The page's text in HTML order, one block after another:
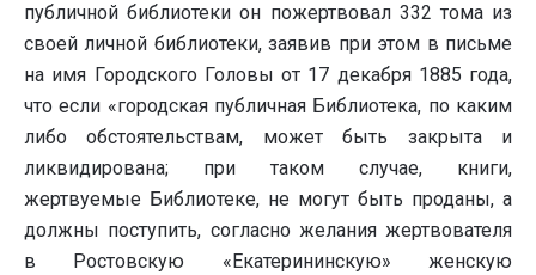
публичной библиотеки он пожертвовал 332 тома из
своей личной библиотеки, заявив при этом в письме
на имя Городского Головы от 17 декабря 1885 года,
что если «городская публичная Библиотека, по каким
либо обстоятельствам, может быть закрыта и
ликвидирована; при таком случае, книги,
жертвуемые Библиотеке, не могут быть проданы, а
должны поступить, согласно желания жертвователя
в Ростовскую «Екатерининскую» женскую